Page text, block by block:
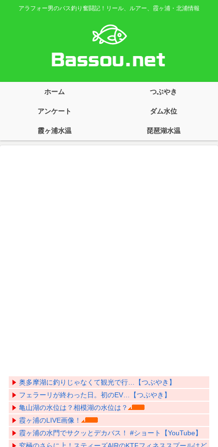
アラフォー男のバス釣り奮闘記！リール、ルアー、霞ヶ浦・北浦情報
ホーム つぶやき
アンケート ダム水位
霞ヶ浦水温 琵琶湖水温
奥多摩湖に釣りじゃなくて観光で行…【つぶやき】
フェラーリが終わった日。初のEV…【つぶやき】
亀山湖の水位は？相模湖の水位は？
霞ヶ浦のLIVE画像！
霞ヶ浦の水門でサクッとデカバス！ #ショート【YouTube】